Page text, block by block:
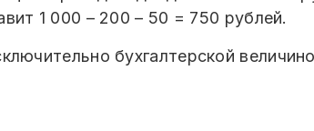
1 000 – 200 – 50 = 750 рублей.
бухгалтерской